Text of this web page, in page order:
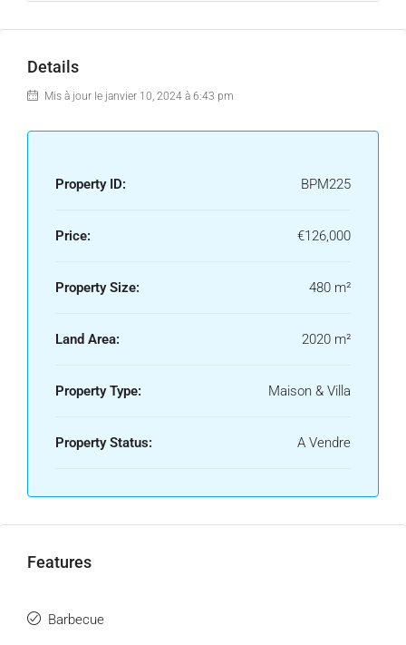
Details
Mis à jour le janvier 10, 2024 à 6:43 pm
Property ID: BPM225
Price: €126,000
Property Size: 480 m²
Land Area: 2020 m²
Property Type: Maison & Villa
Property Status: A Vendre
Features
Barbecue